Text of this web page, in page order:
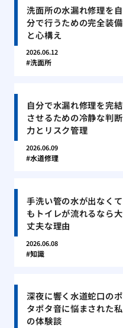
洗面所の水漏れ修理を自
分で行うための完全装備
と心構え
2026.06.12
洗面所
自分で水漏れ修理を完結
させるための冷静な判断
力とリスク管理
2026.06.09
水道修理
手洗い管の水が出なくて
もトイレが流れるなら大
丈夫な理由
2026.06.08
知識
深夜に響く水道蛇口のポ
タポタ音に悩まされた私
の体験談